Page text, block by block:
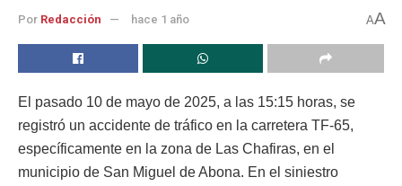
Por Redacción hace 1 año AA
El pasado 10 de mayo de 2025, a las 15:15 horas, se
registró un accidente de tráfico en la carretera TF-65,
específicamente en la zona de Las Chafiras, en el
municipio de San Miguel de Abona. En el siniestro